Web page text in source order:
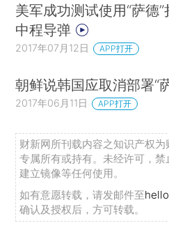
美军成功测试使用“萨德”
中程导弹
2017年07月12日 APP打开
朝鲜说韩国应取消部署“
2017年06月11日 APP打开
财新网所刊载内容之知识产权
专属所有或持有。未经许可，
建立镜像等任何使用。
如有意愿转载，请发邮件至
确认及授权后，方可转载。